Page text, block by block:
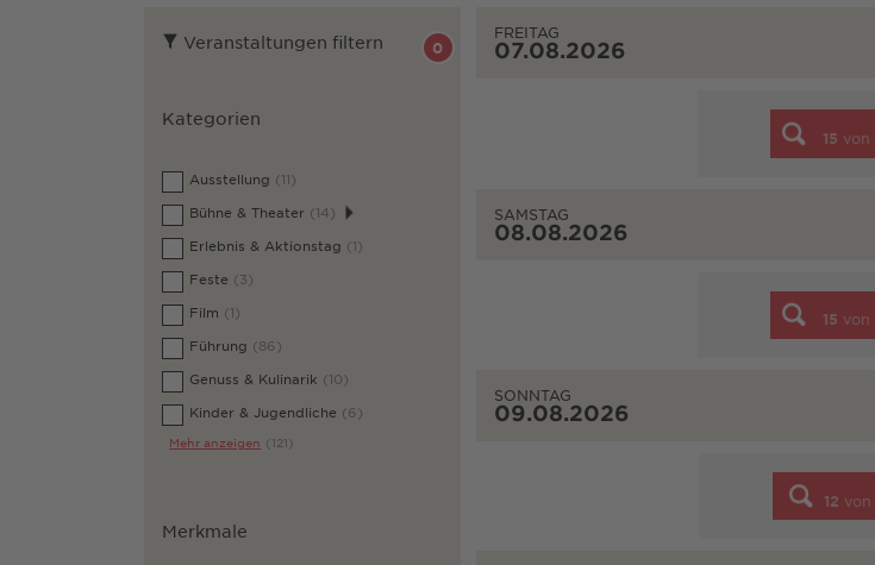
Veranstaltungen filtern 0
Kategorien
Ausstellung (11)
Bühne & Theater (14)
Erlebnis & Aktionstag (1)
Feste (3)
Film (1)
Führung (86)
Genuss & Kulinarik (10)
Kinder & Jugendliche (6)
Mehr anzeigen (121)
Merkmale
FREITAG
07.08.2026
15 von
SAMSTAG
08.08.2026
15 von
SONNTAG
09.08.2026
12 von